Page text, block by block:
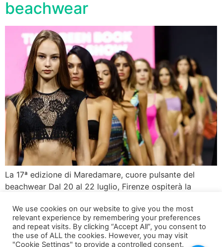
beachwear
La 17ª edizione di Maredamare, cuore pulsante del
beachwear Dal 20 al 22 luglio, Firenze ospiterà la
internazionale dedicato al beachwear e al resortwear.
Questo evento annuale è diventato un punto di
riferimento imprescindibile per i buyer di tutto il mondo,
We use cookies on our website to give you the most
relevant experience by remembering your preferences
and repeat visits. By clicking “Accept All”, you consent to
the use of ALL the cookies. However, you may visit
"Cookie Settings" to provide a controlled consent.